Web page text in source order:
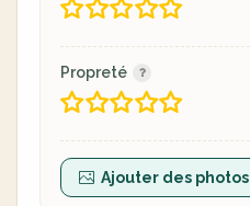
Propreté
Ajouter des photos